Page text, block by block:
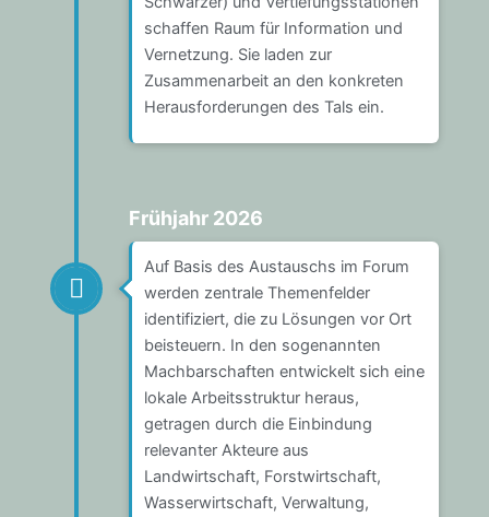
schaffen Raum für Information und
Vernetzung. Sie laden zur
Zusammenarbeit an den konkreten
Herausforderungen des Tals ein.
Frühjahr 2026
Auf Basis des Austauschs im Forum
werden zentrale Themenfelder
identifiziert, die zu Lösungen vor Ort
beisteuern. In den sogenannten
Machbarschaften entwickelt sich eine
lokale Arbeitsstruktur heraus,
getragen durch die Einbindung
relevanter Akteure aus
Landwirtschaft, Forstwirtschaft,
Wasserwirtschaft, Verwaltung,